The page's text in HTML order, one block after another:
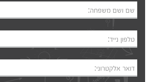
שם ושם משפחה:
טלפון נייד:
דואר אלקטרוני: